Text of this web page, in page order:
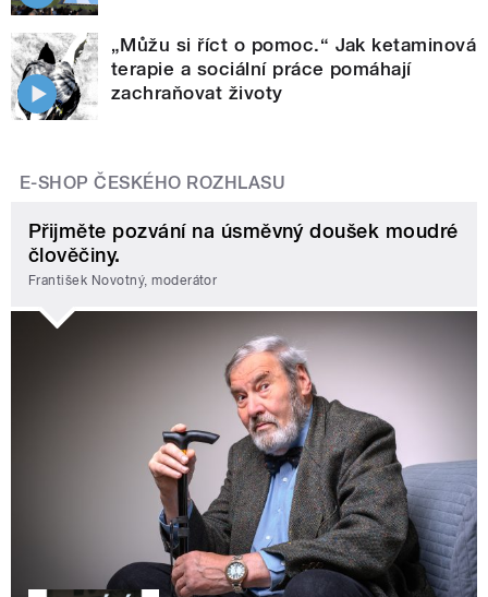
„Můžu si říct o pomoc.“ Jak ketaminová
terapie a sociální práce pomáhají
zachraňovat životy
E-SHOP ČESKÉHO ROZHLASU
Přijměte pozvání na úsměvný doušek moudré
člověčiny.
František Novotný, moderátor